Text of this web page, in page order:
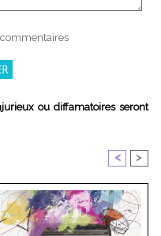
ou diffamatoires seront
< >